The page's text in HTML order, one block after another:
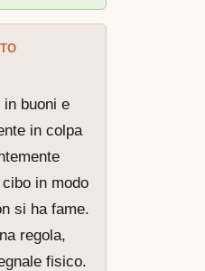
buoni e
in colpa
in modo
si ha fame.
regola,
fisico.